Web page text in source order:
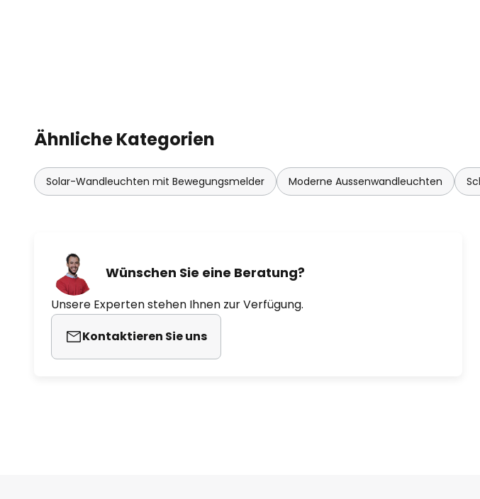
Ähnliche Kategorien
Solar-Wandleuchten mit Bewegungsmelder Moderne Aussenwandleuchten
Wünschen Sie eine Beratung?
Unsere Experten stehen Ihnen zur Verfügung.
Kontaktieren Sie uns